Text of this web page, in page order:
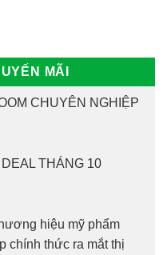
MÃI
CHUYÊN NGHIỆP
THÁNG 10
hiệu mỹ phẩm
chính thức ra mắt thị